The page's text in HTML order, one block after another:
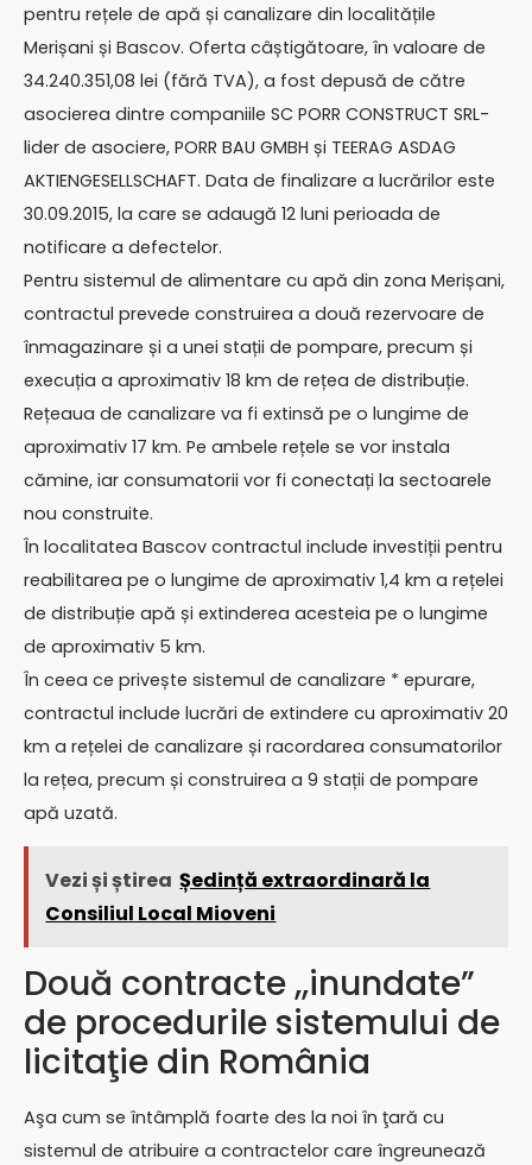
pentru rețele de apă și canalizare din localitățile
Merișani și Bascov. Oferta câștigătoare, în valoare de
34.240.351,08 lei (fără TVA), a fost depusă de către
asocierea dintre companiile SC PORR CONSTRUCT SRL-
lider de asociere, PORR BAU GMBH și TEERAG ASDAG
AKTIENGESELLSCHAFT. Data de finalizare a lucrărilor este
30.09.2015, la care se adaugă 12 luni perioada de
notificare a defectelor.
Pentru sistemul de alimentare cu apă din zona Merișani,
contractul prevede construirea a două rezervoare de
înmagazinare și a unei stații de pompare, precum și
execuția a aproximativ 18 km de rețea de distribuție.
Rețeaua de canalizare va fi extinsă pe o lungime de
aproximativ 17 km. Pe ambele rețele se vor instala
cămine, iar consumatorii vor fi conectați la sectoarele
nou construite.
În localitatea Bascov contractul include investiții pentru
reabilitarea pe o lungime de aproximativ 1,4 km a rețelei
de distribuție apă și extinderea acesteia pe o lungime
de aproximativ 5 km.
În ceea ce privește sistemul de canalizare * epurare,
contractul include lucrări de extindere cu aproximativ 20
km a rețelei de canalizare și racordarea consumatorilor
la rețea, precum și construirea a 9 stații de pompare
apă uzată.
Vezi și știrea Ședință extraordinară la
Consiliul Local Mioveni
Două contracte ,,inundate”
de procedurile sistemului de
licitaţie din România
Aşa cum se întâmplă foarte des la noi în ţară cu
sistemul de atribuire a contractelor care îngreunează